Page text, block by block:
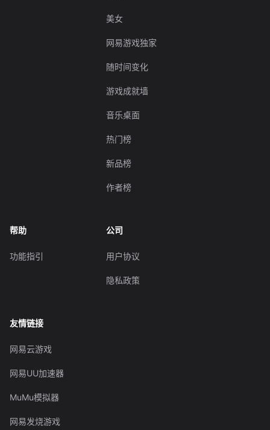
美女
网易游戏独家
随时间变化
游戏成就墙
音乐桌面
热门榜
新品榜
作者榜
帮助
功能指引
公司
用户协议
隐私政策
友情链接
网易云游戏
网易UU加速器
MuMu模拟器
网易发烧游戏